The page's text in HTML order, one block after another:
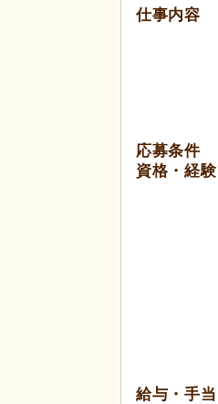
仕事内容
応募条件
資格・経験
給与・手当